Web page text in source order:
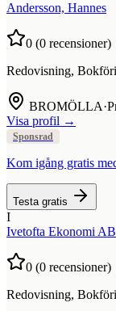
Andersson, Hannes
0 (0 recensioner)
Redovisning,
BROMÖLLA·
Visa profil →
Sponsrad
Kom igång gratis
Testa gratis
I
Ivetofta Ekonomi AB
0 (0 recensioner)
Redovisning,